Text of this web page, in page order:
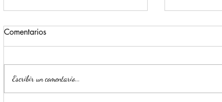
Comentarios
Escribir un comentario...